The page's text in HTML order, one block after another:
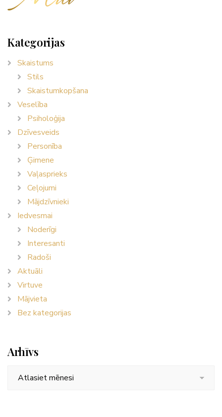
Kategorijas
Skaistums
Stils
Skaistumkopšana
Veselība
Psiholoģija
Dzīvesveids
Personība
Ģimene
Vaļasprieks
Ceļojumi
Mājdzīvnieki
Iedvesmai
Noderīgi
Interesanti
Radoši
Aktuāli
Virtuve
Mājvieta
Bez kategorijas
Arhīvs